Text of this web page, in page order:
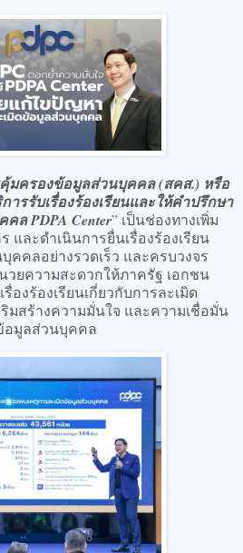
มครองข้อมูลส่วนบุคคล (สคส.) หรือ
ารรับเรื่องร้องเรียนและให้คำปรึกษา
ล PDPA Center” เป็นช่องทางเพิ่ม
และดำเนินการยื่นเรื่องร้องเรียน
คคลอย่างรวดเร็ว และครบวงจร
วยความสะดวกให้ภาครัฐ เอกชน
องร้องเรียนเกี่ยวกับการละเมิด
สร้างความมั่นใจ และความเชื่อมั่น
อมูลส่วนบุคคล